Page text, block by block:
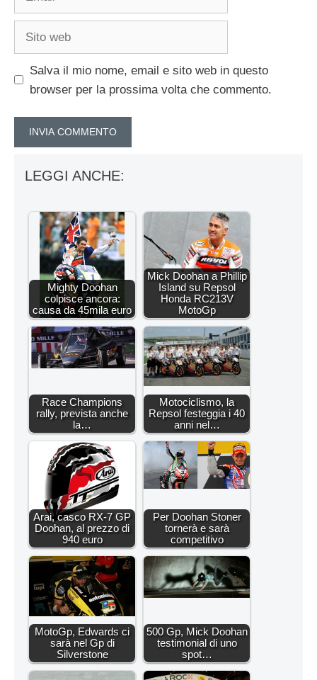
Salva il mio nome, email e sito web in questo
browser per la prossima volta che commento.
LEGGI ANCHE:
Mighty Doohan
colpisce ancora:
causa da 45mila euro
Mick Doohan a Phillip
Island su Repsol
Honda RC213V
MotoGp
Race Champions
rally, prevista anche
la…
Motociclismo, la
Repsol festeggia i 40
anni nel…
Arai, casco RX-7 GP
Doohan, al prezzo di
940 euro
Per Doohan Stoner
tornerà e sarà
competitivo
MotoGp, Edwards ci
sarà nel Gp di
Silverstone
500 Gp, Mick Doohan
testimonial di uno
spot…